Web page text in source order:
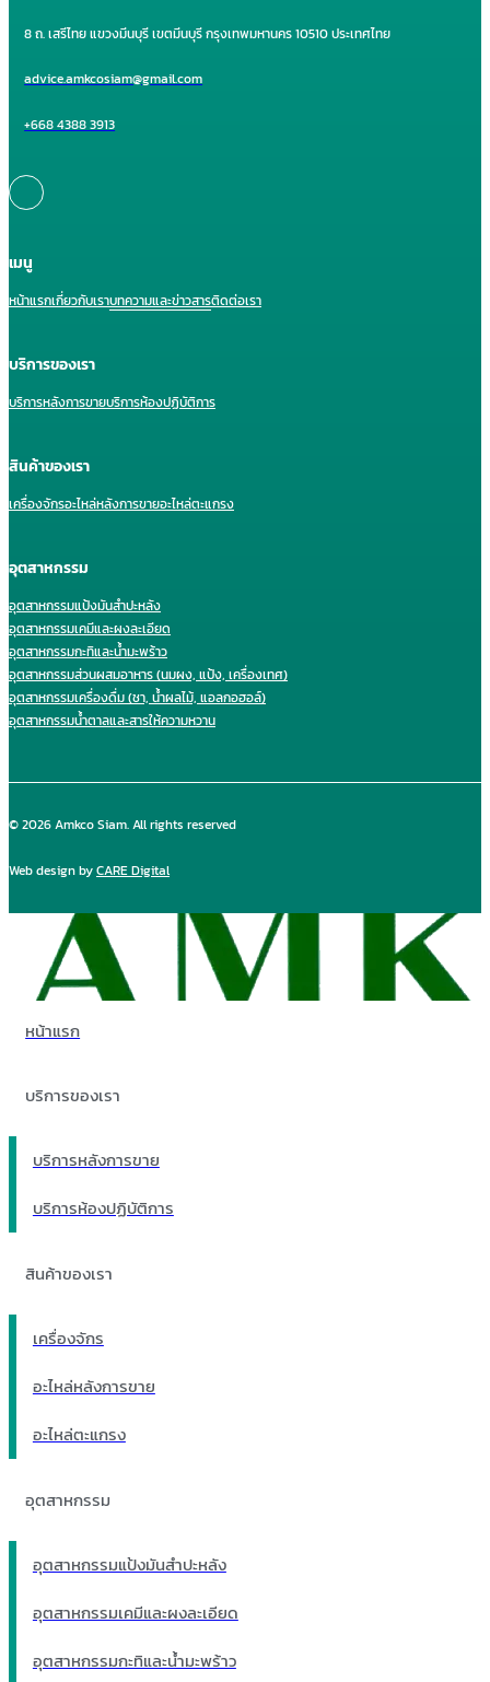
8 ถ. เสรีไทย แขวงมีนบุรี เขตมีนบุรี กรุงเทพมหานคร 10510 ประเทศไทย
advice.amkcosiam@gmail.com
+668 4388 3913
เมนู
หน้าแรกเกี่ยวกับเราบทความและข่าวสารติดต่อเรา
บริการของเรา
บริการหลังการขายบริการห้องปฏิบัติการ
สินค้าของเรา
เครื่องจักรอะไหล่หลังการขายอะไหล่ตะแกรง
อุตสาหกรรม
อุตสาหกรรมแป้งมันสำปะหลัง
อุตสาหกรรมเคมีและผงละเอียด
อุตสาหกรรมกะทิและน้ำมะพร้าว
อุตสาหกรรมส่วนผสมอาหาร (นมผง, แป้ง, เครื่องเทศ)
อุตสาหกรรมเครื่องดื่ม (ชา, น้ำผลไม้, แอลกอฮอล์)
อุตสาหกรรมน้ำตาลและสารให้ความหวาน
Web design byCARE Digital
© 2026 Amkco Siam. All rights reserved
หน้าแรก
บริการของเรา
บริการหลังการขาย
บริการห้องปฏิบัติการ
สินค้าของเรา
เครื่องจักร
อะไหล่หลังการขาย
อะไหล่ตะแกรง
อุตสาหกรรม
อุตสาหกรรมแป้งมันสำปะหลัง
อุตสาหกรรมเคมีและผงละเอียด
อุตสาหกรรมกะทิและน้ำมะพร้าว